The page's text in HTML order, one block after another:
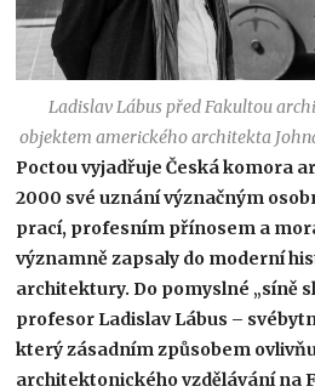
Ladislav Lábus před Fakultou
objektem amerického architekta
Poctou vyjadřuje Česká komora
2000 své uznání význačným
prací, profesním přínosem a
významně zapsaly do moderní
architektury. Do pomyslné „síně
profesor Ladislav Lábus –
který zásadním způsobem
architektonického vzdělávání na